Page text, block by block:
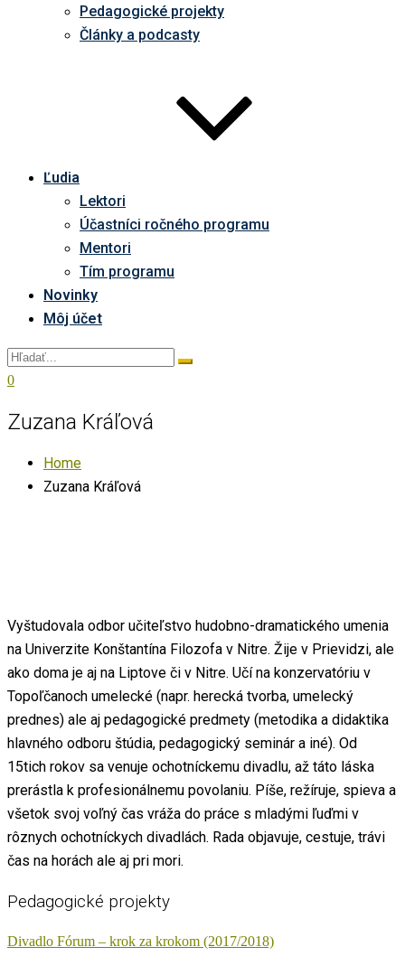
Pedagogické projekty
Články a podcasty
Ľudia
Lektori
Účastníci ročného programu
Mentori
Tím programu
Novinky
Môj účet
0
Zuzana Kráľová
Home
Zuzana Kráľová
Vyštudovala odbor učiteľstvo hudobno-dramatického umenia
na Univerzite Konštantína Filozofa v Nitre. Žije v Prievidzi, ale
ako doma je aj na Liptove či v Nitre. Učí na konzervatóriu v
Topoľčanoch umelecké (napr. herecká tvorba, umelecký
prednes) ale aj pedagogické predmety (metodika a didaktika
hlavného odboru štúdia, pedagogický seminár a iné). Od
15tich rokov sa venuje ochotníckemu divadlu, až táto láska
prerástla k profesionálnemu povolaniu. Píše, režíruje, spieva a
všetok svoj voľný čas vráža do práce s mladými ľuďmi v
rôznych ochotníckych divadlách. Rada objavuje, cestuje, trávi
čas na horách ale aj pri mori.
Pedagogické projekty
Divadlo Fórum – krok za krokom (2017/2018)